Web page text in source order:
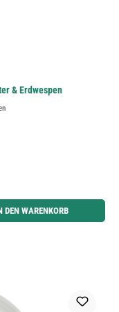
& Erdwespen
die Schaltflächen um die Anzahl zu
DEN WARENKORB